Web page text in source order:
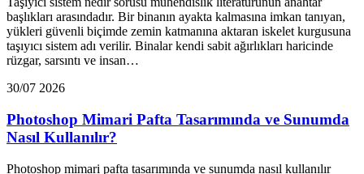
başlıkları arasındadır. Bir binanın ayakta kalmasına imkan tanıyan,
yükleri güvenli biçimde zemin katmanına aktaran iskelet kurgusuna
taşıyıcı sistem adı verilir. Binalar kendi sabit ağırlıkları haricinde
rüzgar, sarsıntı ve insan…
30/07 2026
Photoshop Mimari Pafta Tasarımında ve Sunumda
Nasıl Kullanılır?
Photoshop mimari pafta tasarımında ve sunumda nasıl kullanılır